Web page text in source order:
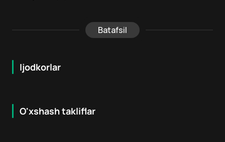
Batafsil
Ijodkorlar
O'xshash takliflar
18 + 8.7